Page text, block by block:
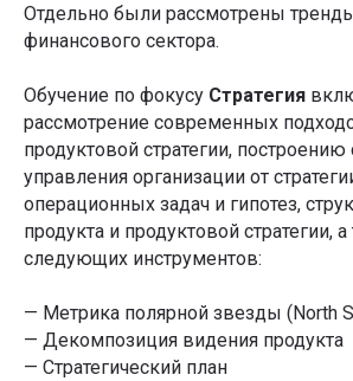
Отдельно были рассмотрены
финансового сектора.
Обучение по фокусу Стратегия
рассмотрение современных
продуктовой стратегии,
управления организации от
операционных задач и гипотез,
продукта и продуктовой стратегии,
следующих инструментов:
— Метрика полярной звезды (North
— Декомпозиция видения продукта
— Стратегический план
Курс-акселератор
« Полное погружение
в продакт-менеджмент»
бизнес-метрик, проработайте или создайте свой
продукт прямо на курсе за 3 месяца
Согласие на обработку перс.данных
условиях Политики конфиденциальности
Я даюСогласие на получение информационно-
рекламных рассылок
Подписаться
Телеграм-канал Product Lab
Основатель и CEO компаний Product Lab